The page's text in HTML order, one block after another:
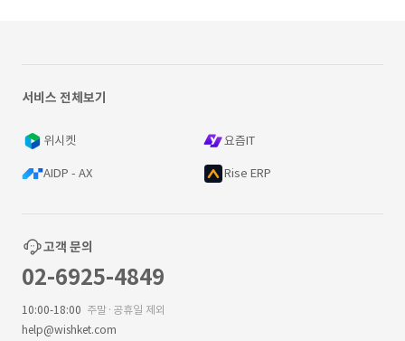
서비스 전체보기
위시켓 요즘IT
AIDP - AX Rise ERP
고객 문의
02-6925-4849
10:00-18:00 주말·공휴일 제외
help@wishket.com